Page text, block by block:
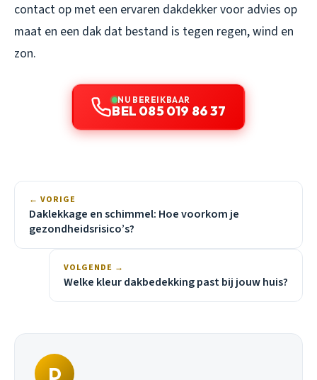
contact op met een ervaren dakdekker voor advies op
maat en een dak dat bestand is tegen regen, wind en
zon.
NU BEREIKBAAR
BEL 085 019 86 37
← VORIGE
Daklekkage en schimmel: Hoe voorkom je
gezondheidsrisico’s?
VOLGENDE →
Welke kleur dakbedekking past bij jouw huis?
D